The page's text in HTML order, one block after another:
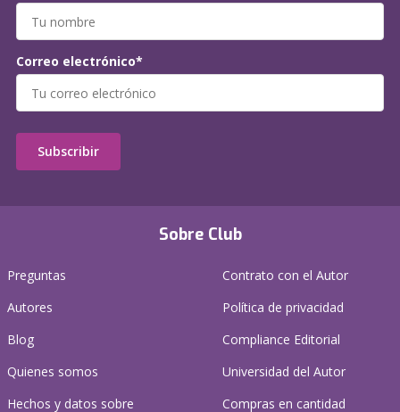
Sobre Club
Preguntas
Autores
Blog
Quienes somos
Hechos y datos sobre
Contrato con el Autor
Política de privacidad
Compliance Editorial
Universidad del Autor
Compras en cantidad
Correo electrónico*
Subscribir